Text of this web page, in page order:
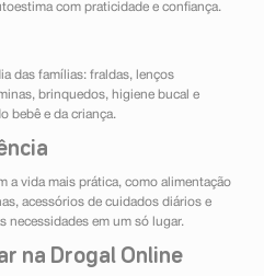
com praticidade e confiança.
das famílias: fraldas, lenços
brinquedos, higiene bucal e
bebê e da criança.
a vida mais prática, como alimentação
acessórios de cuidados diários e
necessidades em um só lugar.
na Drogal Online